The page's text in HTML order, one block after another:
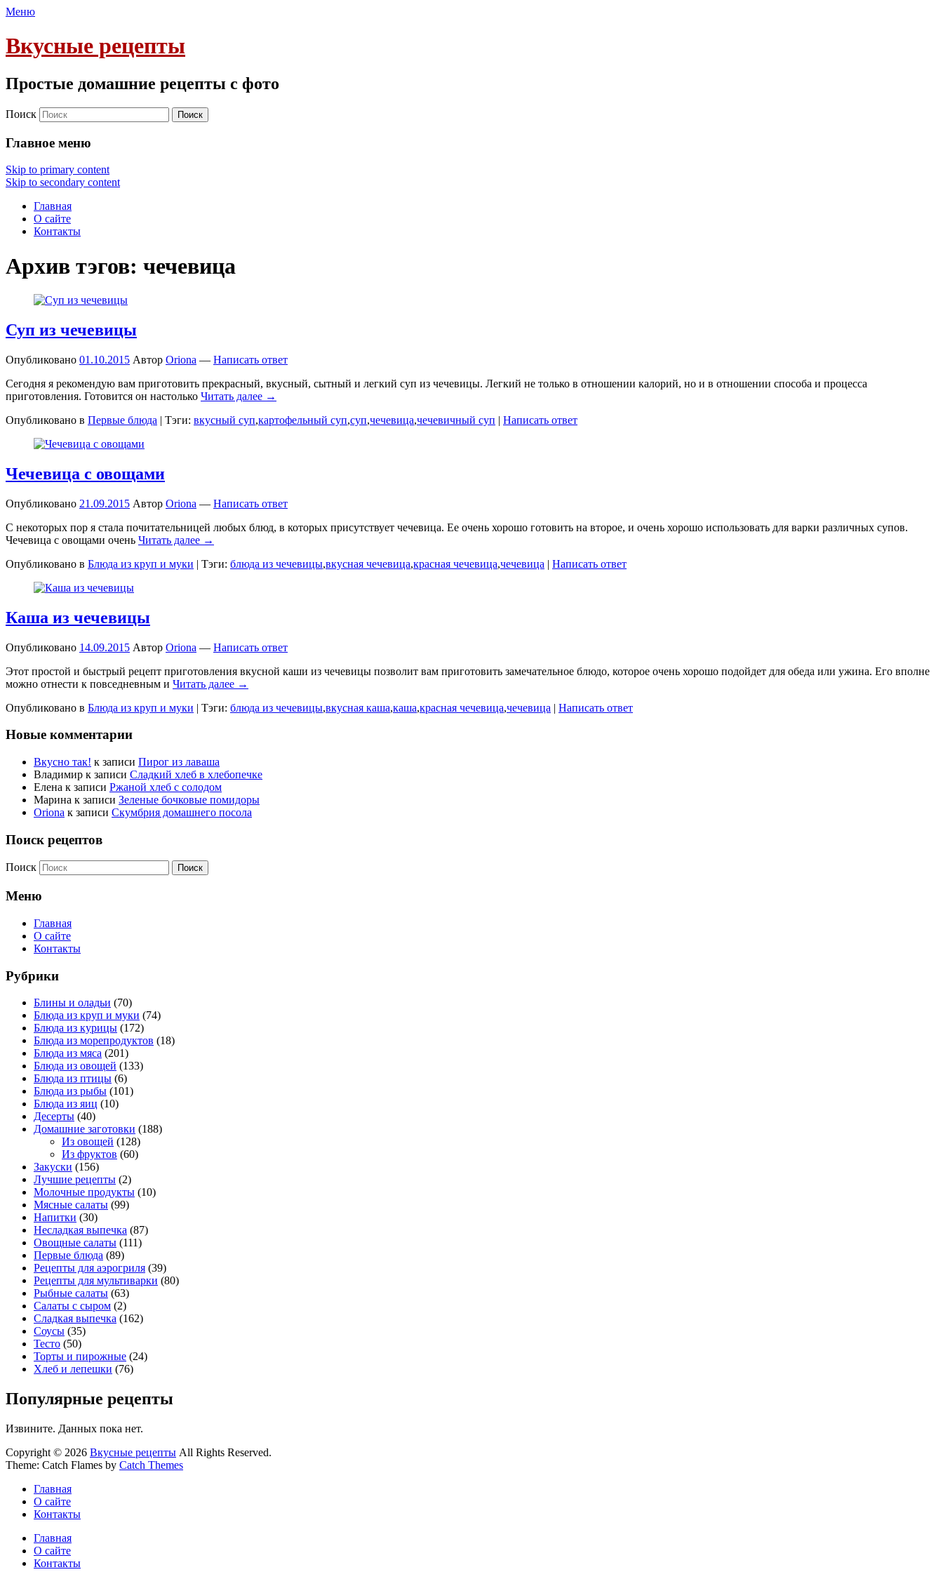
Меню
Вкусные рецепты
Простые домашние рецепты с фото
Поиск
Главное меню
Skip to primary content
Skip to secondary content
Главная
О сайте
Контакты
Архив тэгов: чечевица
Суп из чечевицы
Опубликовано 01.10.2015 Автор Oriona — Написать ответ
Сегодня я рекомендую вам приготовить прекрасный, вкусный, сытный и легкий суп из чечевицы. Легкий не только в отношении калорий, но и в отношении способа и процесса
приготовления. Готовится он настолько Читать далее →
Опубликовано в Первые блюда | Тэги: вкусный суп,картофельный суп,суп,чечевица,чечевичный суп | Написать ответ
Чечевица с овощами
Опубликовано 21.09.2015 Автор Oriona — Написать ответ
С некоторых пор я стала почитательницей любых блюд, в которых присутствует чечевица. Ее очень хорошо готовить на второе, и очень хорошо использовать для варки различных супов.
Чечевица с овощами очень Читать далее →
Опубликовано в Блюда из круп и муки | Тэги: блюда из чечевицы,вкусная чечевица,красная чечевица,чечевица | Написать ответ
Каша из чечевицы
Опубликовано 14.09.2015 Автор Oriona — Написать ответ
Этот простой и быстрый рецепт приготовления вкусной каши из чечевицы позволит вам приготовить замечательное блюдо, которое очень хорошо подойдет для обеда или ужина. Его вполне
можно отнести к повседневным и Читать далее →
Опубликовано в Блюда из круп и муки | Тэги: блюда из чечевицы,вкусная каша,каша,красная чечевица,чечевица | Написать ответ
Новые комментарии
Вкусно так! к записи Пирог из лаваша
Владимир к записи Сладкий хлеб в хлебопечке
Елена к записи Ржаной хлеб с солодом
Марина к записи Зеленые бочковые помидоры
Oriona к записи Скумбрия домашнего посола
Поиск рецептов
Поиск
Меню
Главная
О сайте
Контакты
Рубрики
Блины и оладьи (70)
Блюда из круп и муки (74)
Блюда из курицы (172)
Блюда из морепродуктов (18)
Блюда из мяса (201)
Блюда из овощей (133)
Блюда из птицы (6)
Блюда из рыбы (101)
Блюда из яиц (10)
Десерты (40)
Домашние заготовки (188)
Из овощей (128)
Из фруктов (60)
Закуски (156)
Лучшие рецепты (2)
Молочные продукты (10)
Мясные салаты (99)
Напитки (30)
Несладкая выпечка (87)
Овощные салаты (111)
Первые блюда (89)
Рецепты для аэрогриля (39)
Рецепты для мультиварки (80)
Рыбные салаты (63)
Салаты с сыром (2)
Сладкая выпечка (162)
Соусы (35)
Тесто (50)
Торты и пирожные (24)
Хлеб и лепешки (76)
Популярные рецепты
Извините. Данных пока нет.
Copyright © 2026 Вкусные рецепты All Rights Reserved.
Theme: Catch Flames by Catch Themes
Главная
О сайте
Контакты
Главная
О сайте
Контакты